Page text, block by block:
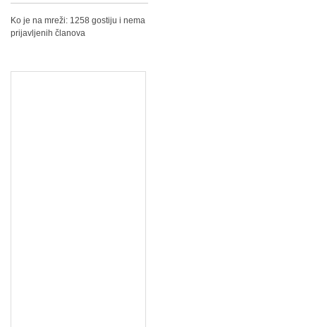
Ko je na mreži: 1258 gostiju i nema
prijavljenih članova